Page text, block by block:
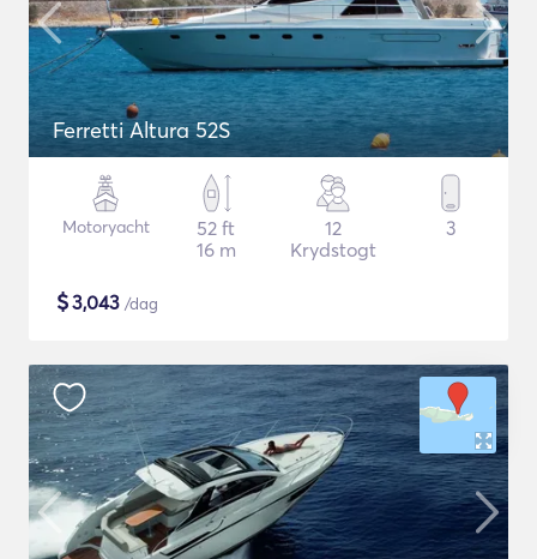
Ferretti Altura 52S
Motoryacht
52 ft
16 m
12
Krydstogt
3
$3,043 /dag